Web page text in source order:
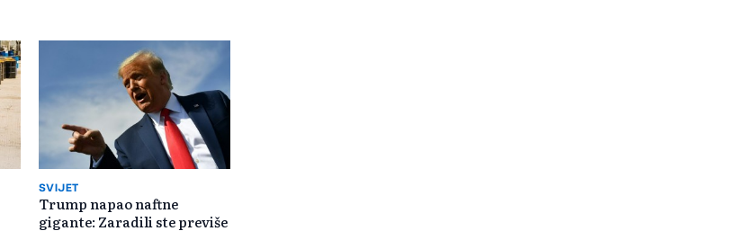
SVIJET
Trump napao naftne
gigante: Zaradili ste previše